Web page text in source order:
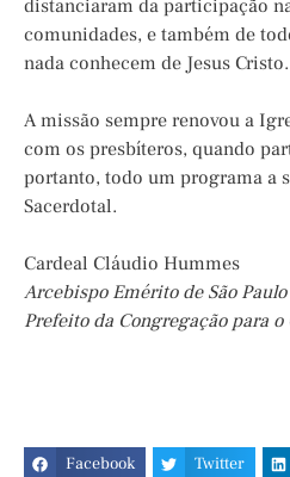
distanciaram da participação
comunidades, e também de
nada conhecem de Jesus Cristo.
A missão sempre renovou a
com os presbíteros, quando
portanto, todo um programa a
Sacerdotal.
Cardeal Cláudio Hummes
Arcebispo Emérito de São Paulo
Prefeito da Congregação para o
Facebook Twitter